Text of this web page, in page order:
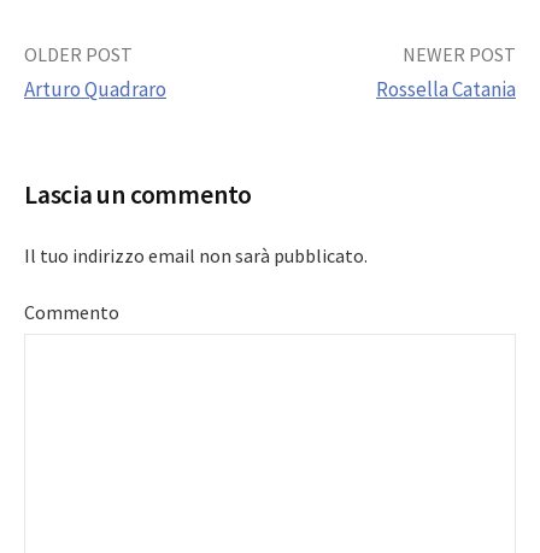
Post
OLDER POST
Arturo Quadraro
NEWER POST
Rossella Catania
Lascia un commento
Il tuo indirizzo email non sarà pubblicato.
Commento